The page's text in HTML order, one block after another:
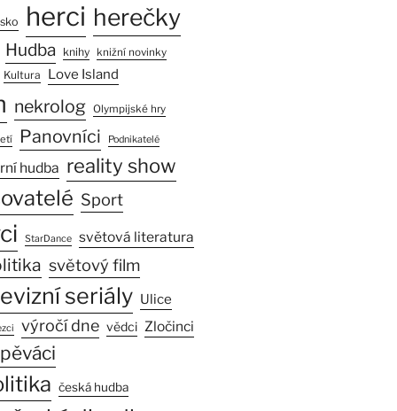
herci herečky
Hudba knihy knižní novinky
Kultura Love Island
nekrolog Olympijské hry
Panovníci Podnikatelé
hudba reality show
Sport
StarDance světová literatura
světový film
seriály Ulice
výročí dne vědci Zločinci
česká hudba